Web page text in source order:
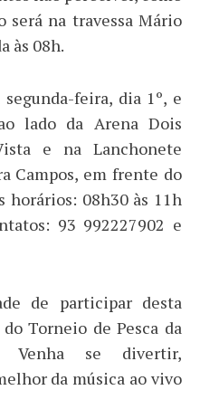
será na travessa Mário
às 08h.
feira, dia 1º, e
lado da Arena Dois
e na Lanchonete
Campos, em frente do
08h30 às 11h
93 992227902 e
de participar desta
Torneio de Pesca da
Venha se divertir,
da música ao vivo